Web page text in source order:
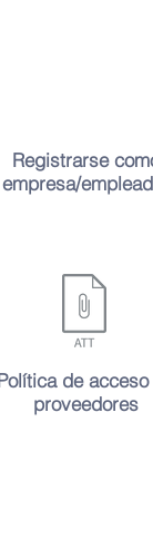
Registrarse
empresa/
de
proveedores